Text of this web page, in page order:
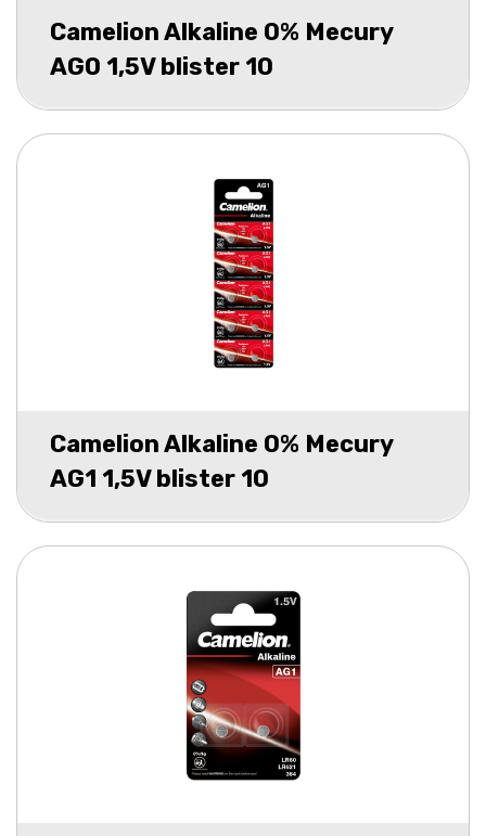
Camelion Alkaline 0% Mecury
AG0 1,5V blister 10
Camelion Alkaline 0% Mecury
AG1 1,5V blister 10